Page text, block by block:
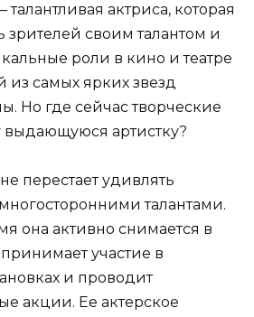
талантливая актриса, которая
зрителей своим талантом и
роли в кино и театре
из самых ярких звезд
Но где сейчас творческие
выдающуюся артистку?
перестает удивлять
талантами.
она активно снимается в
участие в
и проводит
акции. Ее актерское